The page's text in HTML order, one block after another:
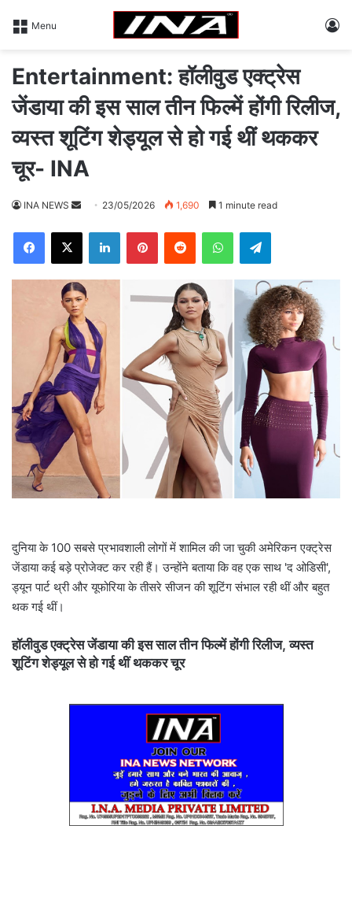
Menu
Entertainment: हॉलीवुड एक्ट्रेस
जेंडाया की इस साल तीन फिल्में होंगी रिलीज,
व्यस्त शूटिंग शेड्यूल से हो गई थीं थककर
चूर- INA
INA NEWS
d
a
n
e
m
a
i
l
23/05/2026 1,690 1 minute read
दुनिया के 100 सबसे प्रभावशाली लोगों में शामिल की जा चुकी अमेरिकन एक्ट्रेस
जेंडाया कई बड़े प्रोजेक्ट कर रही हैं। उन्होंने बताया कि वह एक साथ 'द ओडिसी',
ड्यून पार्ट थ्री और यूफोरिया के तीसरे सीजन की शूटिंग संभाल रही थीं और बहुत
थक गई थीं।
हॉलीवुड एक्ट्रेस जेंडाया की इस साल तीन फिल्में होंगी रिलीज, व्यस्त
शूटिंग शेड्यूल से हो गई थीं थककर चूर